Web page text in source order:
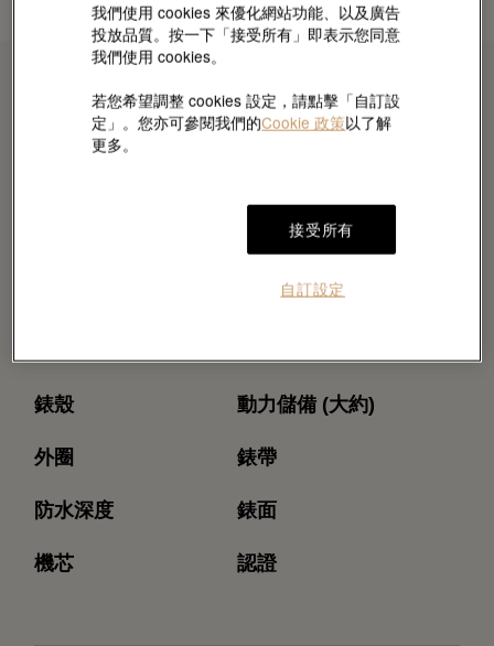
錶殼
外圈
防水深度
機芯
動力儲備 (大約)
錶帶
錶面
認證
我們使用 cookies 來優化網站功能、以及廣告
投放品質。按一下「接受所有」即表示您同意
我們使用 cookies。
若您希望調整 cookies 設定，請點擊「自訂設
定」。您亦可參閱我們的Cookie 政策以了解
更多。
接受所有
自訂設定